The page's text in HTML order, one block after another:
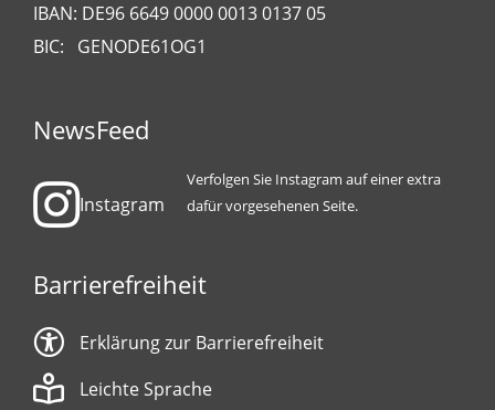
IBAN: DE96 6649 0000 0013 0137 05
BIC: GENODE61OG1
NewsFeed
Instagram
Verfolgen Sie Instagram auf einer extra
dafür vorgesehenen Seite.
Barrierefreiheit
Erklärung zur Barrierefreiheit
Leichte Sprache